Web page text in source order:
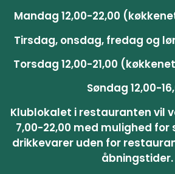
Mandag 12,00-22,00
Tirsdag, onsdag, fredag og
Torsdag 12,00-21,00
Søndag 12,00-
Klublokalet i restauranten vil
7,00-22,00 med mulighed
drikkevarer uden for
åbningstider.